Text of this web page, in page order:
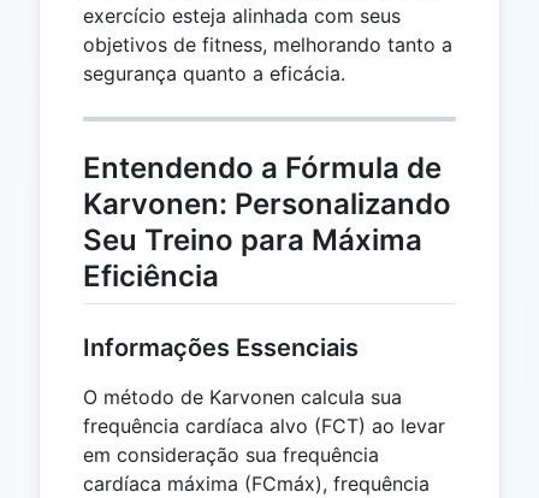
exercício esteja alinhada com seus
objetivos de fitness, melhorando tanto a
segurança quanto a eficácia.
Entendendo a Fórmula de
Karvonen: Personalizando
Seu Treino para Máxima
Eficiência
Informações Essenciais
O método de Karvonen calcula sua
frequência cardíaca alvo (FCT) ao levar
em consideração sua frequência
cardíaca máxima (FCmáx), frequência